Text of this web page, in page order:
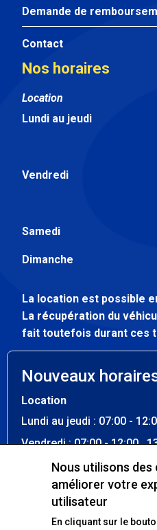
Demande de
Contact
Nos horaires
Location
Lundi au jeudi
Vendredi
Samedi
Dimanche
La location est possible
La récupération du
fait toutefois durant ces
Lundi au vendredi
Samedi - dimanche
Nos réseaux sociaux
Facebook
Nouveaux
Location
Lundi au jeudi : 07:00 -
Vendredi : 07:00 - 12:00
Samedi : 07:00 - 12:30
Dimanche : Fermé
La location est possible en
récupération du véhicule ou
Nous utilisons
améliorer votre
utilisateur
En cliquant sur le